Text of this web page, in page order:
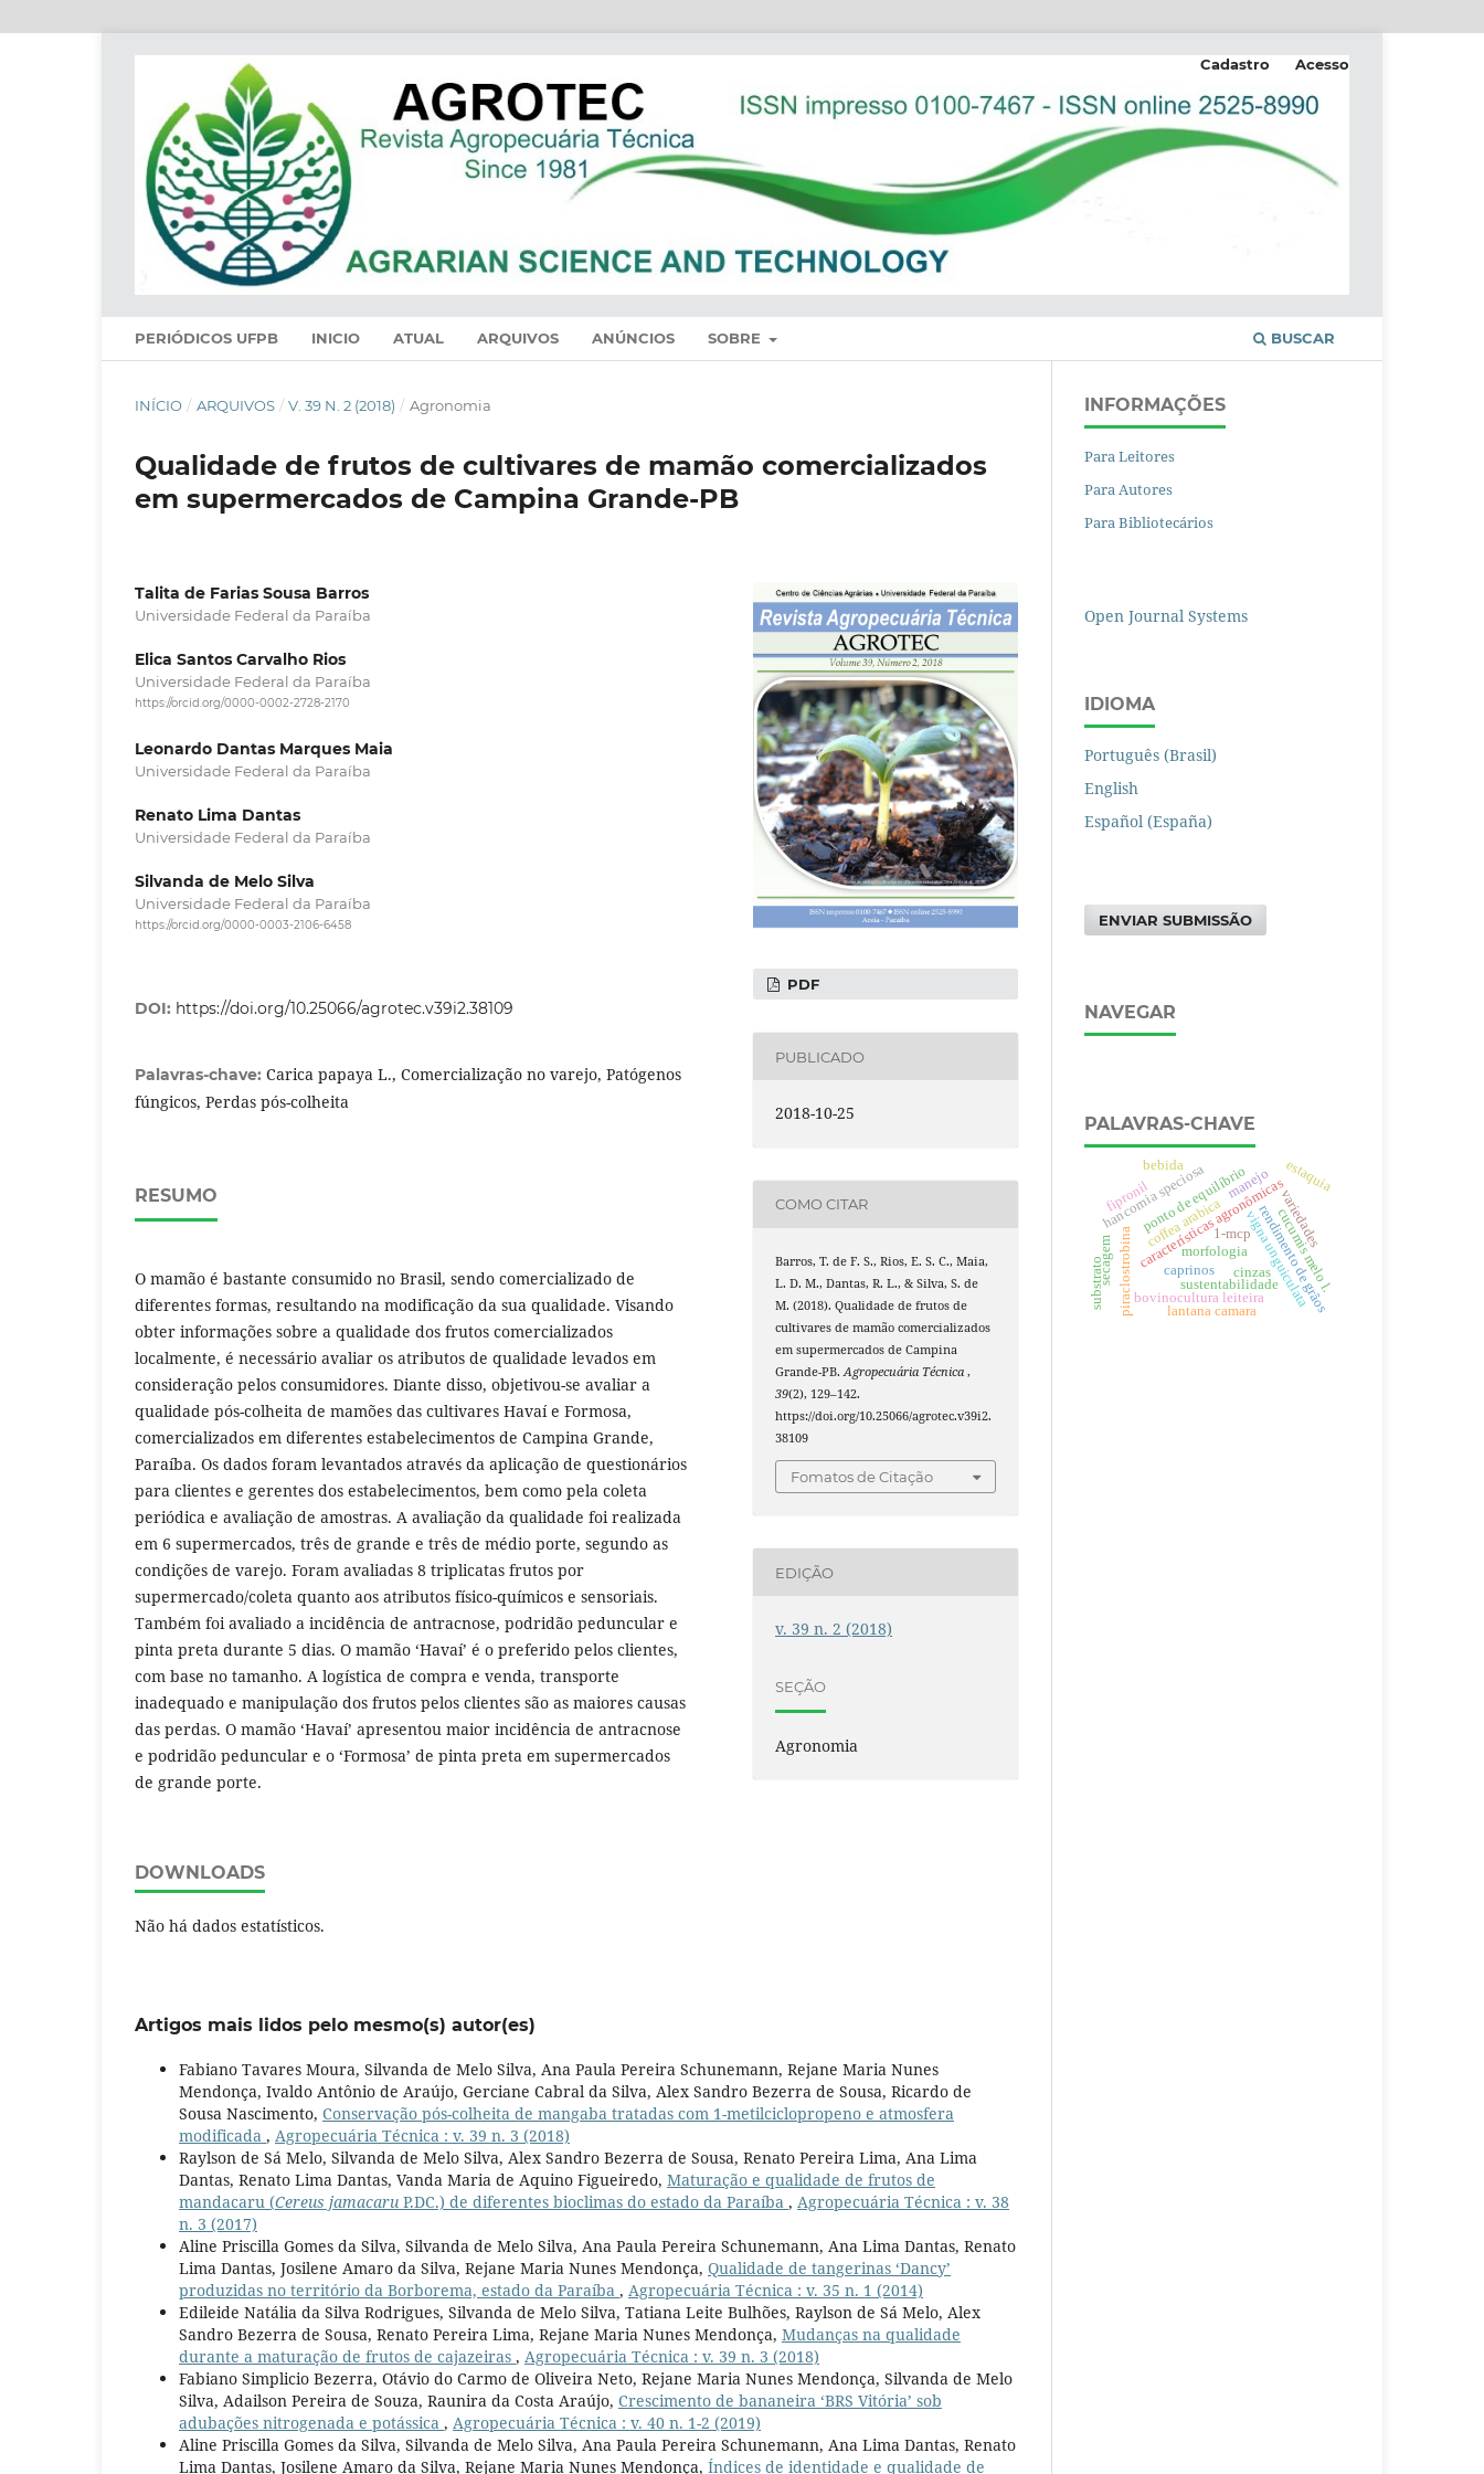
PERIÓDICOS UFPB INICIO ATUAL ARQUIVOS ANÚNCIOS SOBRE BUSCAR
Cadastro Acesso
INÍCIO / ARQUIVOS / V. 39 N. 2 (2018) / Agronomia
Qualidade de frutos de cultivares de mamão comercializados
em supermercados de Campina Grande-PB
Talita de Farias Sousa Barros
Universidade Federal da Paraíba
Elica Santos Carvalho Rios
Universidade Federal da Paraíba
https://orcid.org/0000-0002-2728-2170
Leonardo Dantas Marques Maia
Universidade Federal da Paraíba
Renato Lima Dantas
Universidade Federal da Paraíba
Silvanda de Melo Silva
Universidade Federal da Paraíba
https://orcid.org/0000-0003-2106-6458
DOI: https://doi.org/10.25066/agrotec.v39i2.38109
Palavras-chave: Carica papaya L., Comercialização no varejo, Patógenos
fúngicos, Perdas pós-colheita
RESUMO
O mamão é bastante consumido no Brasil, sendo comercializado de
diferentes formas, resultando na modificação da sua qualidade. Visando
obter informações sobre a qualidade dos frutos comercializados
localmente, é necessário avaliar os atributos de qualidade levados em
consideração pelos consumidores. Diante disso, objetivou-se avaliar a
qualidade pós-colheita de mamões das cultivares Havaí e Formosa,
comercializados em diferentes estabelecimentos de Campina Grande,
Paraíba. Os dados foram levantados através da aplicação de questionários
para clientes e gerentes dos estabelecimentos, bem como pela coleta
periódica e avaliação de amostras. A avaliação da qualidade foi realizada
em 6 supermercados, três de grande e três de médio porte, segundo as
condições de varejo. Foram avaliadas 8 triplicatas frutos por
supermercado/coleta quanto aos atributos físico-químicos e sensoriais.
Também foi avaliado a incidência de antracnose, podridão peduncular e
pinta preta durante 5 dias. O mamão ‘Havaí’ é o preferido pelos clientes,
com base no tamanho. A logística de compra e venda, transporte
inadequado e manipulação dos frutos pelos clientes são as maiores causas
das perdas. O mamão ‘Havaí’ apresentou maior incidência de antracnose
e podridão peduncular e o ‘Formosa’ de pinta preta em supermercados
de grande porte.
DOWNLOADS
Não há dados estatísticos.
PDF
PUBLICADO
2018-10-25
COMO CITAR
Barros, T. de F. S., Rios, E. S. C., Maia,
L. D. M., Dantas, R. L., & Silva, S. de
M. (2018). Qualidade de frutos de
cultivares de mamão comercializados
em supermercados de Campina
Grande-PB.Agropecuária Técnica,
39(2), 129–142.
https://doi.org/10.25066/agrotec.v39i2.
38109
Fomatos de Citação
EDIÇÃO
v. 39 n. 2 (2018)
SEÇÃO
Agronomia
Artigos mais lidos pelo mesmo(s) autor(es)
Fabiano Tavares Moura, Silvanda de Melo Silva, Ana Paula Pereira Schunemann, Rejane Maria Nunes
Mendonça, Ivaldo Antônio de Araújo, Gerciane Cabral da Silva, Alex Sandro Bezerra de Sousa, Ricardo de
Sousa Nascimento, Conservação pós-colheita de mangaba tratadas com 1-metilciclopropeno e atmosfera
modificada , Agropecuária Técnica : v. 39 n. 3 (2018)
Raylson de Sá Melo, Silvanda de Melo Silva, Alex Sandro Bezerra de Sousa, Renato Pereira Lima, Ana Lima
Dantas, Renato Lima Dantas, Vanda Maria de Aquino Figueiredo, Maturação e qualidade de frutos de
mandacaru (Cereus jamacaru P.DC.) de diferentes bioclimas do estado da Paraíba , Agropecuária Técnica : v. 38
n. 3 (2017)
Aline Priscilla Gomes da Silva, Silvanda de Melo Silva, Ana Paula Pereira Schunemann, Ana Lima Dantas, Renato
Lima Dantas, Josilene Amaro da Silva, Rejane Maria Nunes Mendonça, Qualidade de tangerinas ‘Dancy’
produzidas no território da Borborema, estado da Paraíba , Agropecuária Técnica : v. 35 n. 1 (2014)
Edileide Natália da Silva Rodrigues, Silvanda de Melo Silva, Tatiana Leite Bulhões, Raylson de Sá Melo, Alex
Sandro Bezerra de Sousa, Renato Pereira Lima, Rejane Maria Nunes Mendonça, Mudanças na qualidade
durante a maturação de frutos de cajazeiras , Agropecuária Técnica : v. 39 n. 3 (2018)
Fabiano Simplicio Bezerra, Otávio do Carmo de Oliveira Neto, Rejane Maria Nunes Mendonça, Silvanda de Melo
Silva, Adailson Pereira de Souza, Raunira da Costa Araújo, Crescimento de bananeira ‘BRS Vitória’ sob
adubações nitrogenada e potássica , Agropecuária Técnica : v. 40 n. 1-2 (2019)
Aline Priscilla Gomes da Silva, Silvanda de Melo Silva, Ana Paula Pereira Schunemann, Ana Lima Dantas, Renato
Lima Dantas, Josilene Amaro da Silva, Rejane Maria Nunes Mendonça, Índices de identidade e qualidade de
INFORMAÇÕES
Para Leitores
Para Autores
Para Bibliotecários
Open Journal Systems
IDIOMA
Português (Brasil)
English
Español (España)
ENVIAR SUBMISSÃO
NAVEGAR
PALAVRAS-CHAVE
caprinos
características agronômicas
vigna unguiculata
sustentabilidade
coffea arabica
ponto de equilíbrio
bovinocultura leiteira
1-mcp
hancornia speciosa
morfologia rendimento de grãos
cucumis melo l.
variedades
fipronil
piraclostrobina lantana camara
manejo
secagem cinzas
substrato
estaquia
bebida